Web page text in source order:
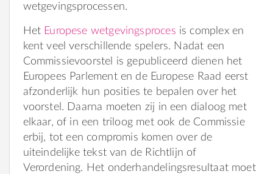
wetgevingsprocessen.
Het Europese wetgevingsproces is complex en
kent veel verschillende spelers. Nadat een
Commissievoorstel is gepubliceerd dienen het
Europees Parlement en de Europese Raad eerst
afzonderlijk hun posities te bepalen over het
voorstel. Daarna moeten zij in een dialoog met
elkaar, of in een triloog met ook de Commissie
erbij, tot een compromis komen over de
uiteindelijke tekst van de Richtlijn of
Verordening. Het onderhandelingsresultaat moet